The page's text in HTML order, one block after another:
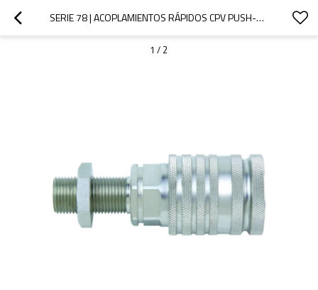
SERIE 78 | ACOPLAMIENTOS RÁPIDOS CPV PUSH-PULL ISO 7241 A PARA AGRICULTURA (ACERO)
1 / 2